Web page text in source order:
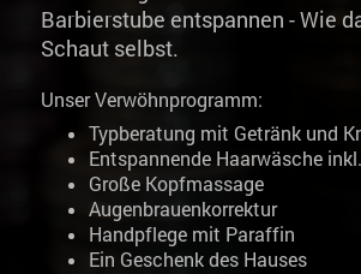
Barbierstube entspannen - Wie
Schaut selbst.
Unser Verwöhnprogramm:
Typberatung mit Getränk und
Entspannende Haarwäsche
Große Kopfmassage
Augenbrauenkorrektur
Handpflege mit Paraffin
Ein Geschenk des Hauses